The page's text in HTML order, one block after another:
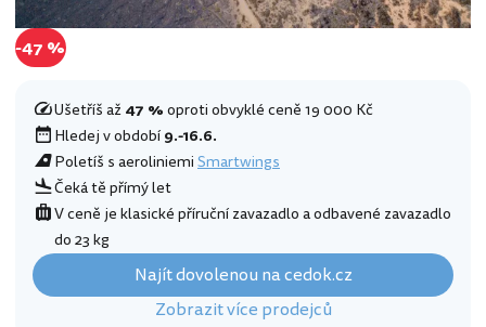
-47 %
Ušetříš až47 %oproti obvyklé ceně 19 000 Kč
Hledej v období9.-16.6.
Poletíš s aeroliniemiSmartwings
Čeká tě přímý let
V ceně je klasické příruční zavazadlo a odbavené zavazadlo
do 23 kg
Najít dovolenou na cedok.cz
Zobrazit více prodejců